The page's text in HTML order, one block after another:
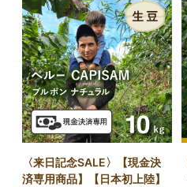
〈来日記念SALE〉【現金決
済専用商品】【日本初上陸】